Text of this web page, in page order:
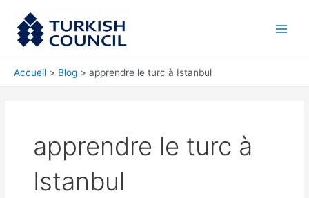
contenu
Accueil Blog apprendre le turc à Istanbul
apprendre le turc à
Istanbul